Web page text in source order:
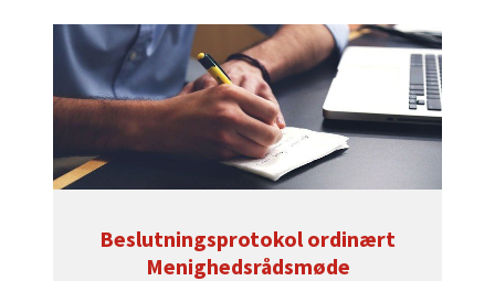
Beslutningsprotokol ordinært
Menighedsrådsmøde